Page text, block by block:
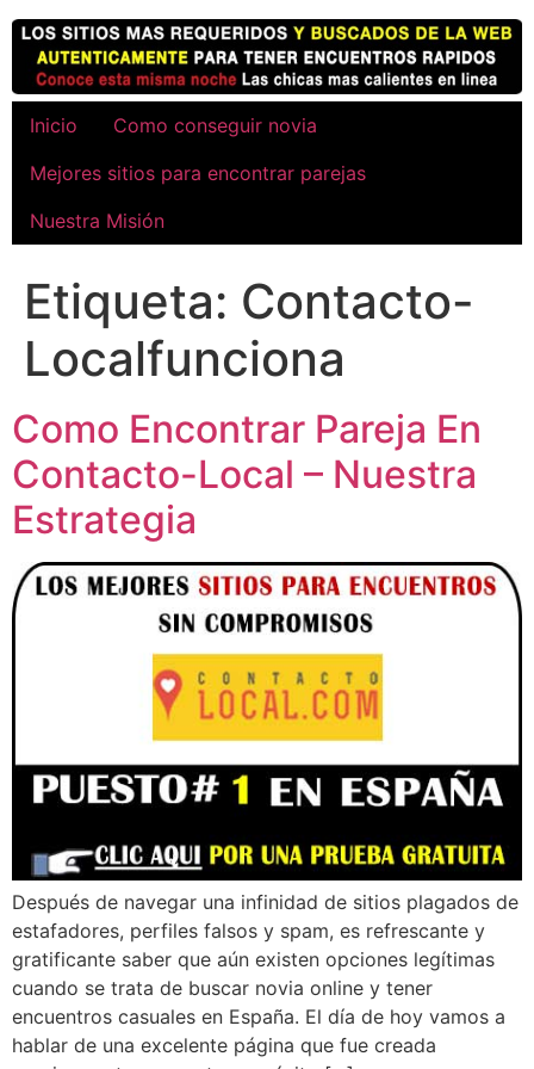
contenido
Inicio
Como conseguir novia
Mejores sitios para encontrar parejas
Nuestra Misión
Etiqueta: Contacto-
Localfunciona
Como Encontrar Pareja En
Contacto-Local – Nuestra
Estrategia
Después de navegar una infinidad de sitios plagados de
estafadores, perfiles falsos y spam, es refrescante y
gratificante saber que aún existen opciones legítimas
cuando se trata de buscar novia online y tener
encuentros casuales en España. El día de hoy vamos a
hablar de una excelente página que fue creada